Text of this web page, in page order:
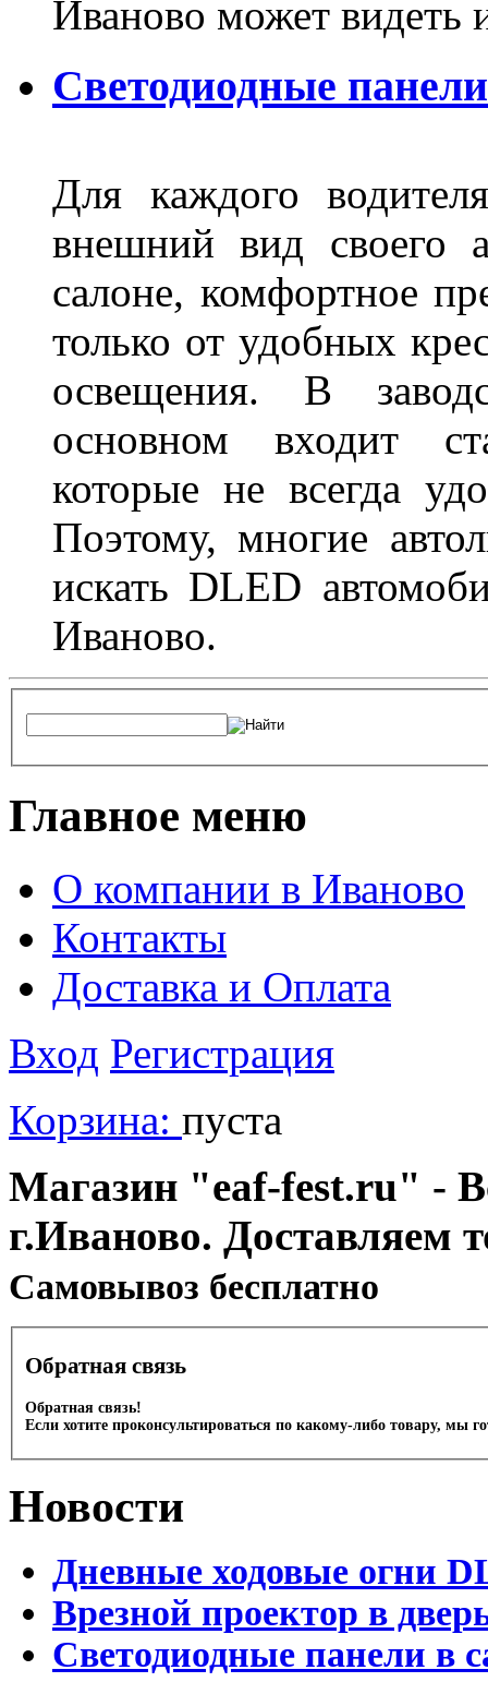
Иваново может
Светодиодные
Для каждого
внешний вид своего
салоне, комфортное
только от удобных
освещения. В
основном входит
которые не всегда
Поэтому, многие
искать DLED
Иваново.
Главное меню
О компании в Иваново
Контакты
Доставка и Оплата
Вход Регистрация
Корзина: пуста
Магазин "eaf-fest.ru" -
г.Иваново. Доставляем
Cамовывоз бесплатно
Обратная связь
Обратная связь!
Если хотите проконсультироваться по какому-либо товару, мы
Новости
Дневные ходовые огни
Врезной проектор в
Светодиодные панели в